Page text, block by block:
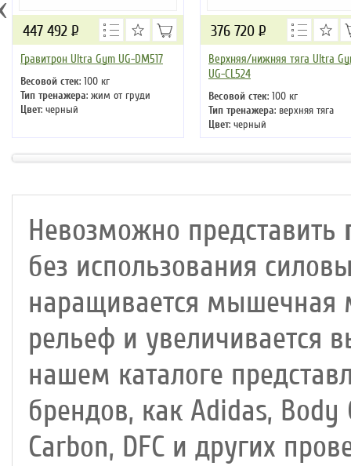
Гравитрон Ultra Gym UG-DM517
Весовой стек: 100 кг
Тип тренажера: жим от груди
Цвет: черный
447 492 Р
Верхняя/нижняя тяга Ultra
UG-CL524
Весовой стек: 100 кг
Тип тренажера: верхняя тяга
Цвет: черный
376 720 Р
Невозможно представить
без использования
наращивается мышечная
рельеф и увеличивается
нашем каталоге
брендов, как Adidas, Body
Carbon, DFC и других